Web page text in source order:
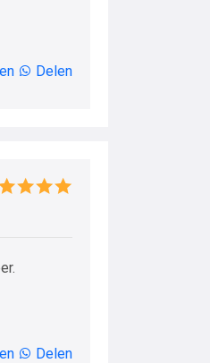
Delen
Delen